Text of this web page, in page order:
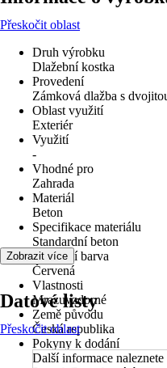
Přeskočit oblast
Druh výrobku
Dlažební kostka
Provedení
Zámková dlažba s
Oblast využití
Exteriér
Využití
-
Vhodné pro
Zahrada
Materiál
Beton
Specifikace materiálu
Standardní beton
Základní barva
Červená
Vlastnosti
Mrazuvzdorné
Země původu
Česká republika
Pokyny k dodání
Další informace
Zobrazit více
Datové listy
Přeskočit oblast